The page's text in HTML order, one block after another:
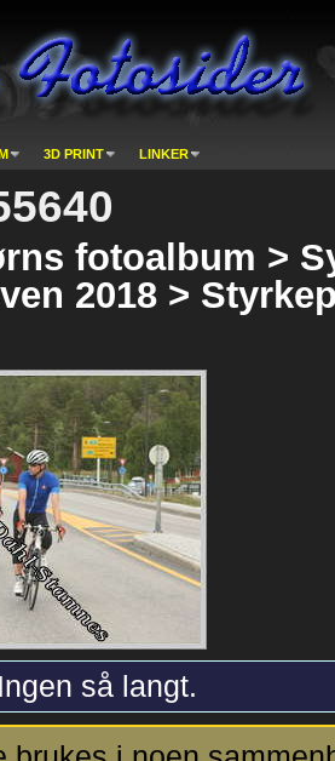
3D PRINT LINKER
fotoalbum >
2018 >
Ingen så langt.